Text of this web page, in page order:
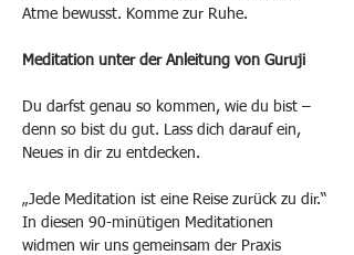
Atme bewusst. Komme zur Ruhe.
Meditation unter der Anleitung von Guruji
Du darfst genau so kommen, wie du bist –
denn so bist du gut. Lass dich darauf ein,
Neues in dir zu entdecken.
„Jede Meditation ist eine Reise zurück zu dir.“
In diesen 90-minütigen Meditationen
widmen wir uns gemeinsam der Praxis